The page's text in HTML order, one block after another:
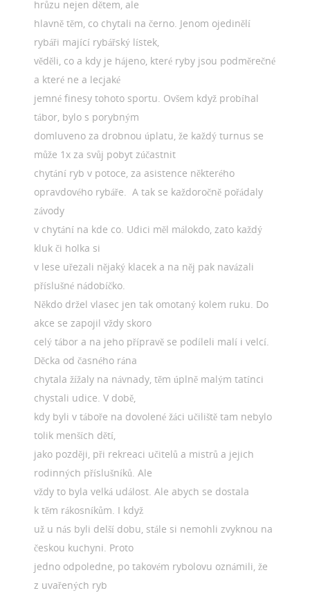
hrůzu nejen dětem, ale
hlavně těm, co chytali na černo. Jenom ojedinělí
rybáři mající rybářský lístek,
věděli, co a kdy je hájeno, které ryby jsou podměrečné
a které ne a lecjaké
jemné finesy tohoto sportu. Ovšem když probíhal
tábor, bylo s porybným
domluveno za drobnou úplatu, že každý turnus se
může 1x za svůj pobyt zúčastnit
chytání ryb v potoce, za asistence některého
opravdového rybáře. A tak se každoročně pořádaly
závody
v chytání na kde co. Udici měl málokdo, zato každý
kluk či holka si
v lese uřezali nějaký klacek a na něj pak navázali
příslušné nádobíčko.
Někdo držel vlasec jen tak omotaný kolem ruku. Do
akce se zapojil vždy skoro
celý tábor a na jeho přípravě se podíleli malí i velcí.
Děcka od časného rána
chytala žížaly na návnady, těm úplně malým tatínci
chystali udice. V době,
kdy byli v táboře na dovolené žáci učiliště tam nebylo
tolik menších dětí,
jako později, při rekreaci učitelů a mistrů a jejich
rodinných příslušníků. Ale
vždy to byla velká událost. Ale abych se dostala
k těm rákosníkům. I když
už u nás byli delší dobu, stále si nemohli zvyknou na
českou kuchyni. Proto
jedno odpoledne, po takovém rybolovu oznámili, že
z uvařených ryb